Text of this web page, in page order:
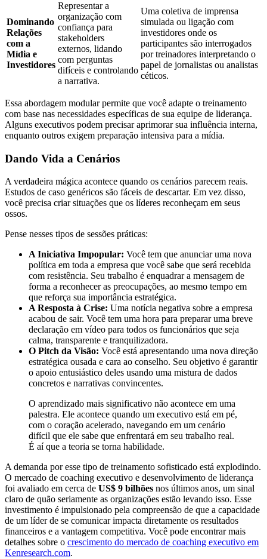
Dominando
Relações
com a
Mídia e
Investidores
Representar a
organização com
confiança para
stakeholders
externos, lidando
com perguntas
difíceis e controlando
a narrativa.
Uma coletiva de imprensa
simulada ou ligação com
investidores onde os
participantes são interrogados
por treinadores interpretando o
papel de jornalistas ou analistas
céticos.
Essa abordagem modular permite que você adapte o treinamento
com base nas necessidades específicas de sua equipe de liderança.
Alguns executivos podem precisar aprimorar sua influência interna,
enquanto outros exigem preparação intensiva para a mídia.
Dando Vida a Cenários
A verdadeira mágica acontece quando os cenários parecem reais.
Estudos de caso genéricos são fáceis de descartar. Em vez disso,
você precisa criar situações que os líderes reconheçam em seus
ossos.
Pense nesses tipos de sessões práticas:
A Iniciativa Impopular: Você tem que anunciar uma nova
política em toda a empresa que você sabe que será recebida
com resistência. Seu trabalho é enquadrar a mensagem de
forma a reconhecer as preocupações, ao mesmo tempo em
que reforça sua importância estratégica.
A Resposta à Crise: Uma notícia negativa sobre a empresa
acabou de sair. Você tem uma hora para preparar uma breve
declaração em vídeo para todos os funcionários que seja
calma, transparente e tranquilizadora.
O Pitch da Visão: Você está apresentando uma nova direção
estratégica ousada e cara ao conselho. Seu objetivo é garantir
o apoio entusiástico deles usando uma mistura de dados
concretos e narrativas convincentes.
O aprendizado mais significativo não acontece em uma
palestra. Ele acontece quando um executivo está em pé,
com o coração acelerado, navegando em um cenário
difícil que ele sabe que enfrentará em seu trabalho real.
É aí que a teoria se torna habilidade.
A demanda por esse tipo de treinamento sofisticado está explodindo.
O mercado de coaching executivo e desenvolvimento de liderança
foi avaliado em cerca de US$ 9 bilhões nos últimos anos, um sinal
claro de quão seriamente as organizações estão levando isso. Esse
investimento é impulsionado pela compreensão de que a capacidade
de um líder de se comunicar impacta diretamente os resultados
financeiros e a vantagem competitiva. Você pode encontrar mais
detalhes sobre o crescimento do mercado de coaching executivo em
Kenresearch.com.